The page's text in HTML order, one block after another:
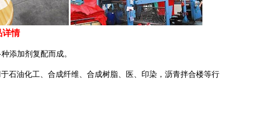
详情
添加剂复配而成。
石油化工、合成纤维、合成树脂、医、印染，沥青拌合楼等行